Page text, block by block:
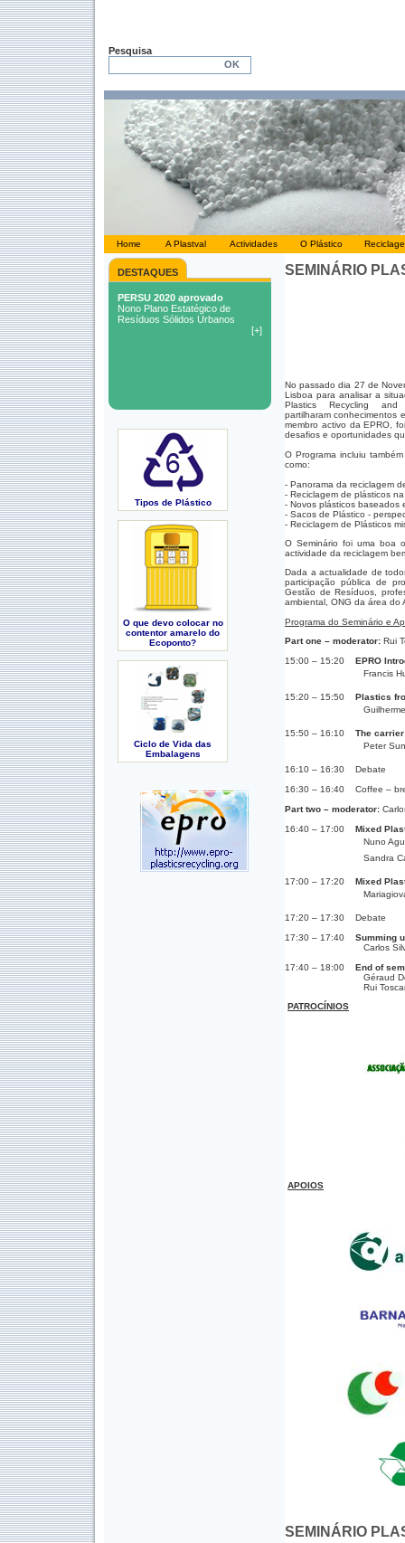
Pesquisa
Home A Plastval Actividades O Plástico
DESTAQUES
Tipos de Plástico
O que devo colocar no
contentor amarelo do
Ecoponto?
Ciclo de Vida das
Embalagens
SEMINÁRIO
No passado dia 27 de
Lisboa para analisar a
Plastics Recycling
partilharam conhecimentos
membro activo da EPRO,
desafios e oportunidades
O Programa incluiu
como:
- Panorama da reciclagem
- Reciclagem de plásticos
- Novos plásticos baseados
- Sacos de Plástico -
- Reciclagem de Plásticos
O Seminário foi uma boa
actividade da reciclagem
Dada a actualidade de
participação pública de
Gestão de Resíduos,
ambiental, ONG da área do
Programa do Seminário e
Part one – moderator: Rui
15:00 – 15:20 EPRO
Francis Huysman,
15:20 – 15:50 Plastics
Guilherme
15:50 – 16:10 The
Peter Sundt,
16:10 – 16:30 Debate
16:30 – 16:40 Coffee –
Part two – moderator:
16:40 – 17:00 Mixed
Nuno Aguiar,
Sandra Castro,
17:00 – 17:20 Mixed
Mariagiovanna
17:20 – 17:30 Debate
17:30 – 17:40 Summing
Carlos Silva
17:40 – 18:00 End of
Géraud Delorme,
Rui Toscano,
PATROCÍNIOS
APOIOS
SEMINÁRIO